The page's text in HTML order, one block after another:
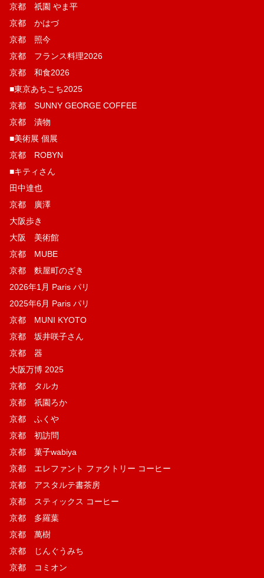
京都 祇園 やま平
京都 かはづ
京都 照今
京都 フランス料理2026
京都 和食2026
■東京あちこち2025
京都 SUNNY GEORGE COFFEE
京都 漬物
■美術展 個展
京都 ROBYN
■キティさん
田中達也
京都 廣澤
大阪歩き
大阪 美術館
京都 MUBE
京都 麩屋町のざき
2026年1月 Paris パリ
2025年6月 Paris パリ
京都 MUNI KYOTO
京都 坂井咲子さん
京都 器
大阪万博 2025
京都 タルカ
京都 祇園ろか
京都 ふくや
京都 初訪問
京都 菓子wabiya
京都 エレファント ファクトリー コーヒー
京都 アスタルテ書茶房
京都 スティックス コーヒー
京都 多羅葉
京都 萬樹
京都 じんぐうみち
京都 コミオン